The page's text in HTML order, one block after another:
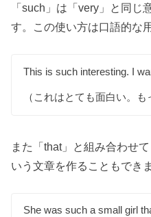
「such」は「very」と同じ
す。この使い方は口語的な
This is such interesting. I
（これはとても面白い。も
また「that」と組み合わせ
いう文章を作ることもでき
She was such a small girl